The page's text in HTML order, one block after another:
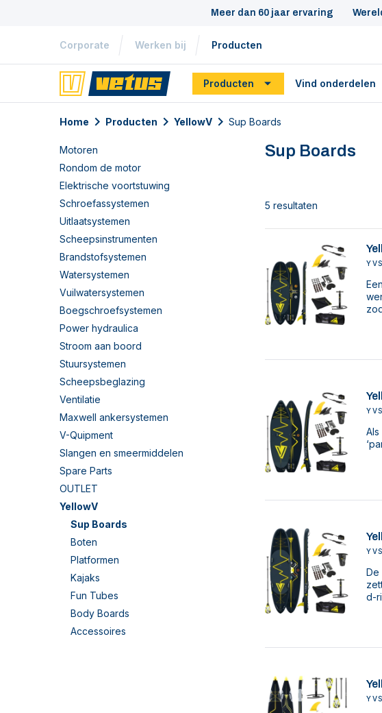
Meer dan 60 jaar ervaring
Corporate Werken bij Producten
Producten Vind onderdelen
Home Producten YellowV Sup Boards
Motoren
Rondom de motor
Elektrische voortstuwing
Schroefassystemen
Uitlaatsystemen
Scheepsinstrumenten
Brandstofsystemen
Watersystemen
Vuilwatersystemen
Boegschroefsystemen
Power hydraulica
Stroom aan boord
Stuursystemen
Scheepsbeglazing
Ventilatie
Maxwell ankersystemen
V-Quipment
Slangen en smeermiddelen
Spare Parts
OUTLET
YellowV
Sup Boards
Boten
Platformen
Kajaks
Fun Tubes
Body Boards
Accessoires
Sup Boards
5 resultaten
De
d-